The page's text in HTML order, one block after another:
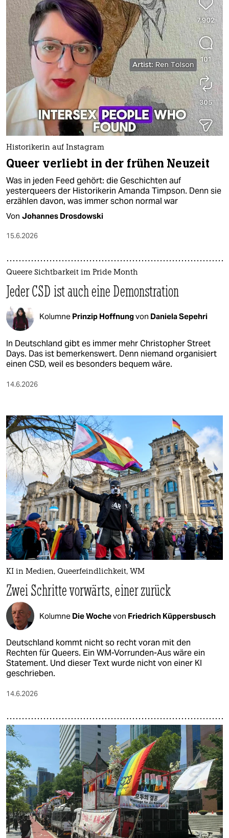
Historikerin auf Instagram
Queer verliebt in der frühen Neuzeit
Was in jeden Feed gehört: die Geschichten auf
yesterqueers der Historikerin Amanda Timpson. Denn sie
erzählen davon, was immer schon normal war
Von Johannes Drosdowski
15.6.2026
Queere Sichtbarkeit im Pride Month
Jeder CSD ist auch eine Demonstration
Kolumne Prinzip Hoffnungvon Daniela Sepehri
In Deutschland gibt es immer mehr Christopher Street
Days. Das ist bemerkenswert. Denn niemand organisiert
einen CSD, weil es besonders bequem wäre.
14.6.2026
KI in Medien, Queerfeindlichkeit, WM
Zwei Schritte vorwärts, einer zurück
Kolumne Die Wochevon Friedrich Küppersbusch
Deutschland kommt nicht so recht voran mit den
Rechten für Queers. Ein WM-Vorrunden-Aus wäre ein
Statement. Und dieser Text wurde nicht von einer KI
geschrieben.
14.6.2026